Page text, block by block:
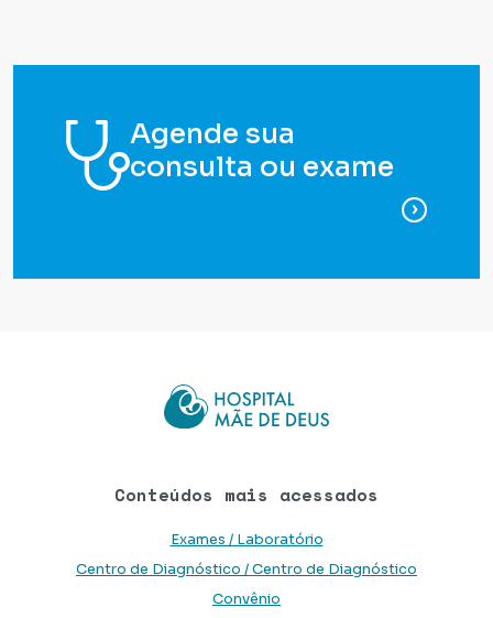
Agende sua
consulta ou exame
para
Conteúdos mais acessados
Exames / Laboratório
Centro de Diagnóstico / Centro de Diagnóstico
Convênio